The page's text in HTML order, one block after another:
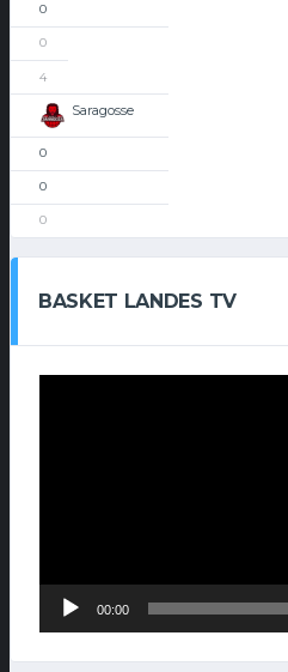
0
0
4
Saragosse
0
0
0
BASKET LANDES TV
00:00